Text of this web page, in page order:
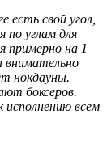
есть свой угол,
по углам для
примерно на 1
внимательно
нокдауны.
боксеров.
исполнению всем